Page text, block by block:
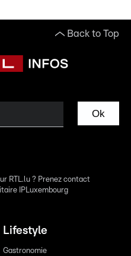
Back to Top
Ok
RTL.lu ? Prenez contact
IPLuxembourg
Lifestyle
Gastronomie